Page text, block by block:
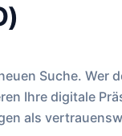
Suche. Wer
Ihre digitale
als